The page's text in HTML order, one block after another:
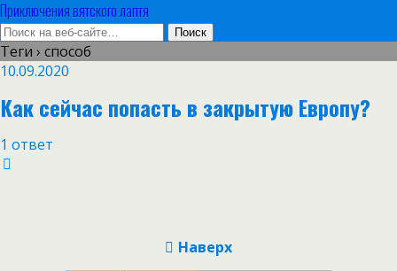
Приключения вятского лаптя
Теги › способ
10.09.2020
Как сейчас попасть в закрытую Европу?
1 ответ
Наверх